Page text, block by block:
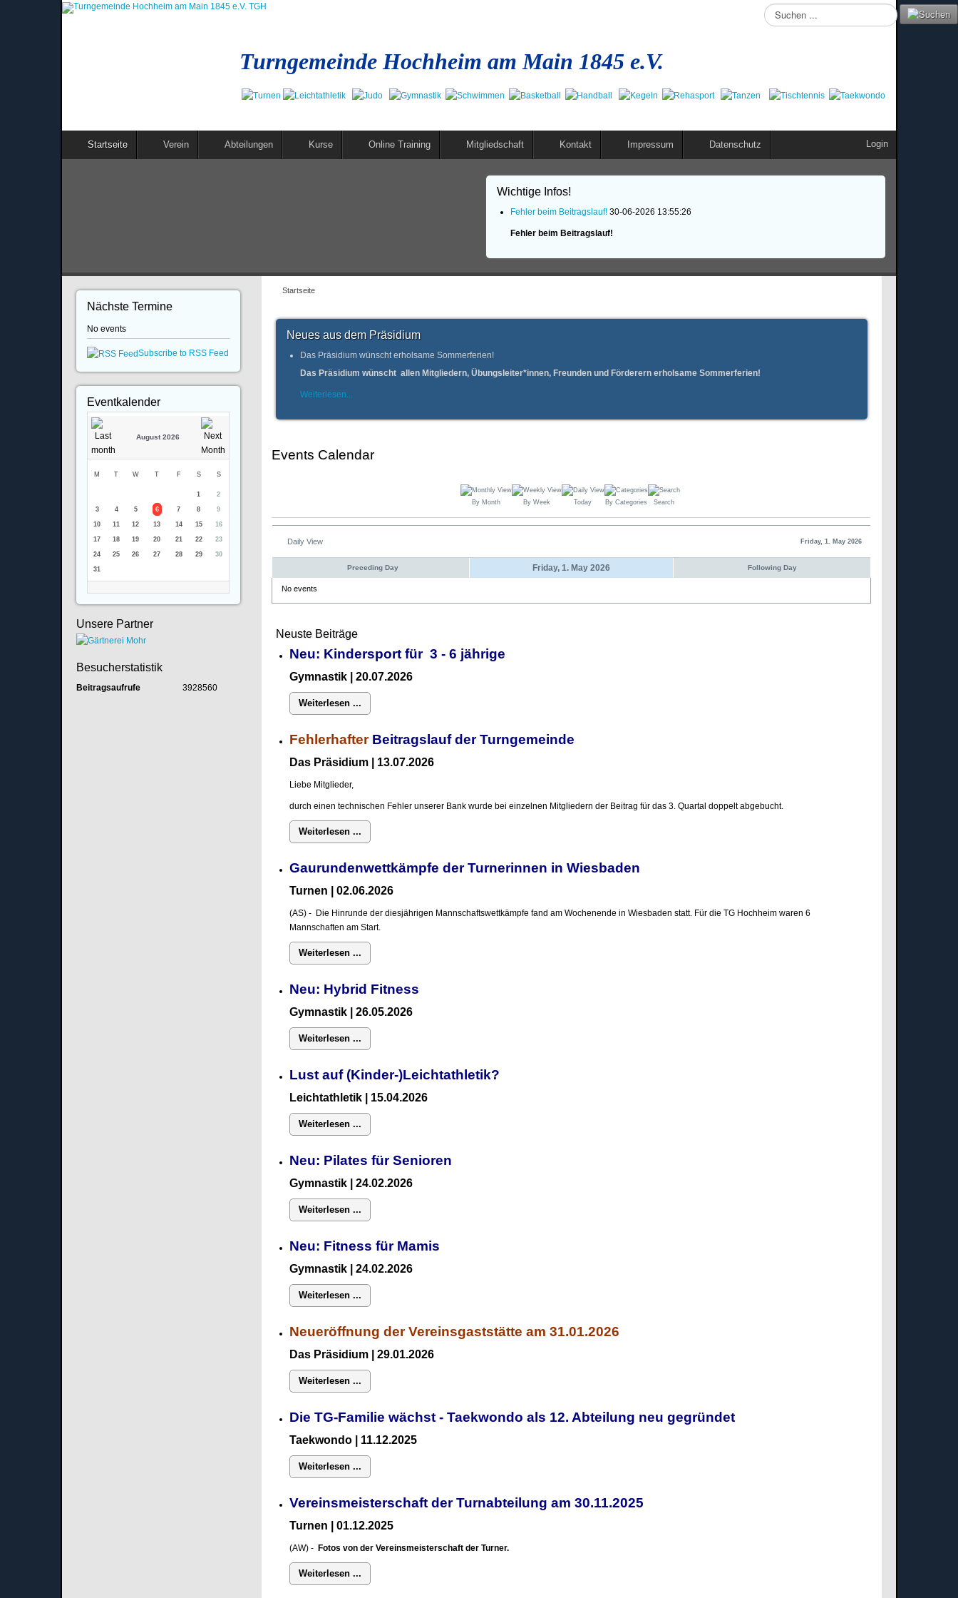
Suchen
...
Turngemeinde Hochheim am Main 1845 e.V.
Startseite Verein Abteilungen Kurse Online Training Mitgliedschaft Kontakt Impressum Datenschutz Login
Wichtige Infos!
Fehler beim Beitragslauf! 30-06-2026 13:55:26
Fehler beim Beitragslauf!
Startseite
Neues aus dem Präsidium
Das Präsidium wünscht erholsame Sommerferien!
Das Präsidium wünscht allen Mitgliedern, Übungsleiter*innen, Freunden und Förderern erholsame Sommerferien!
Weiterlesen...
Events Calendar
By Month By Week Today By Categories Search
Daily View Friday, 1. May 2026
Preceding Day Friday, 1. May 2026 Following Day
No events
Neuste Beiträge
Neu: Kindersport für 3 - 6 jährige
Gymnastik | 20.07.2026
Weiterlesen ...
FehlerhafterBeitragslauf der Turngemeinde
Das Präsidium | 13.07.2026
Liebe Mitglieder,
durch einen technischen Fehler unserer Bank wurde bei einzelnen Mitgliedern der Beitrag für das 3. Quartal doppelt abgebucht.
Weiterlesen ...
Gaurundenwettkämpfe der Turnerinnen in Wiesbaden
Turnen | 02.06.2026
(AS) - Die Hinrunde der diesjährigen Mannschaftswettkämpfe fand am Wochenende in Wiesbaden statt. Für die TG Hochheim waren 6
Mannschaften am Start.
Weiterlesen ...
Neu: Hybrid Fitness
Gymnastik | 26.05.2026
Weiterlesen ...
Lust auf (Kinder-)Leichtathletik?
Leichtathletik | 15.04.2026
Weiterlesen ...
Neu: Pilates für Senioren
Gymnastik | 24.02.2026
Weiterlesen ...
Neu: Fitness für Mamis
Gymnastik | 24.02.2026
Weiterlesen ...
Neueröffnung der Vereinsgaststätte am 31.01.2026
Das Präsidium | 29.01.2026
Weiterlesen ...
Die TG-Familie wächst - Taekwondo als 12. Abteilung neu gegründet
Taekwondo | 11.12.2025
Weiterlesen ...
Vereinsmeisterschaft der Turnabteilung am 30.11.2025
Turnen | 01.12.2025
(AW) -Fotos von der Vereinsmeisterschaft der Turner.
Weiterlesen ...
Nächste Termine
No events
Subscribe to RSS Feed
Eventkalender
August 2026
M T W T F S S
1 2
3 4 5 6 7 8 9
10 11 12 13 14 15 16
17 18 19 20 21 22 23
24 25 26 27 28 29 30
31
Unsere Partner
Besucherstatistik
Beitragsaufrufe 3928560